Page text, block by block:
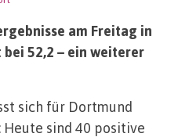
am Freitag in
52,2 – ein weiterer
sich für Dortmund
sind 40 positive